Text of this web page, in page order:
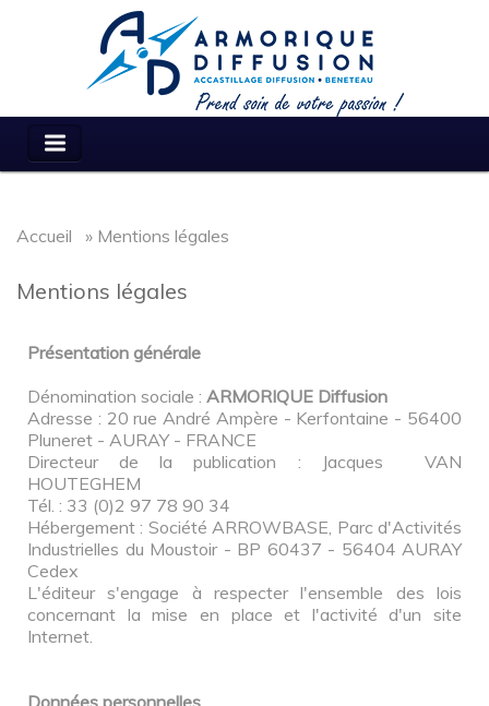
Accueil » Mentions légales
Mentions légales
Présentation générale
Dénomination sociale : ARMORIQUE Diffusion
Adresse : 20 rue André Ampère - Kerfontaine - 56400
Pluneret - AURAY - FRANCE
Directeur de la publication : Jacques VAN
HOUTEGHEM
Tél. : 33 (0)2 97 78 90 34
Hébergement : Société ARROWBASE, Parc d'Activités
Industrielles du Moustoir - BP 60437 - 56404 AURAY
Cedex
L'éditeur s'engage à respecter l'ensemble des lois
concernant la mise en place et l'activité d'un site
Internet.
Données personnelles